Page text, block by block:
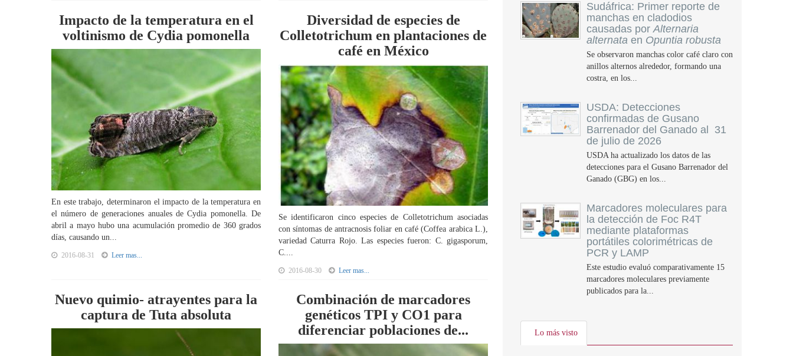
Impacto de la temperatura en el
voltinismo de Cydia pomonella
En este trabajo, determinaron el impacto de la temperatura en
el número de generaciones anuales de Cydia pomonella. De
abril a mayo hubo una acumulación promedio de 360 grados
días, causando un...
2016-08-31 Leer mas...
Diversidad de especies de
Colletotrichum en plantaciones de
café en México
Se identificaron cinco especies de Colletotrichum asociadas
con síntomas de antracnosis foliar en café (Coffea arabica L.),
variedad Caturra Rojo. Las especies fueron: C. gigasporum,
C....
2016-08-30 Leer mas...
Nuevo quimio- atrayentes para la
captura de Tuta absoluta
Combinación de marcadores
genéticos TPI y CO1 para
diferenciar poblaciones de...
Sudáfrica: Primer reporte de
manchas en cladodios
causadas porAlternaria
alternata en Opuntia robusta
Se observaron manchas color café claro con
anillos alternos alrededor, formando una
costra, en los...
USDA: Detecciones
confirmadas de Gusano
Barrenador del Ganado al 31
de julio de 2026
USDA ha actualizado los datos de las
detecciones para el Gusano Barrenador del
Ganado (GBG) en los...
Marcadores moleculares para
la detección de Foc R4T
mediante plataformas
portátiles colorimétricas de
PCR y LAMP
Este estudio evaluó comparativamente 15
marcadores moleculares previamente
publicados para la...
Lo más visto